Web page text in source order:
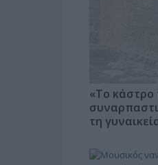
«Το κάστρο
τη